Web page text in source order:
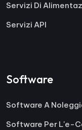
Servizi Di
Servizi API
Software
Software A
Software Per L'e-